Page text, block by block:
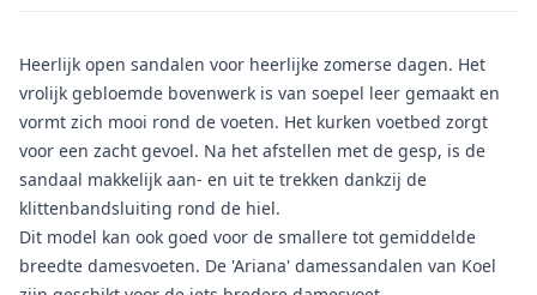
Heerlijk open sandalen voor heerlijke zomerse dagen. Het
vrolijk gebloemde bovenwerk is van soepel leer gemaakt en
vormt zich mooi rond de voeten. Het kurken voetbed zorgt
voor een zacht gevoel. Na het afstellen met de gesp, is de
sandaal makkelijk aan- en uit te trekken dankzij de
klittenbandsluiting rond de hiel.
Dit model kan ook goed voor de smallere tot gemiddelde
breedte damesvoeten. De 'Ariana' damessandalen van Koel